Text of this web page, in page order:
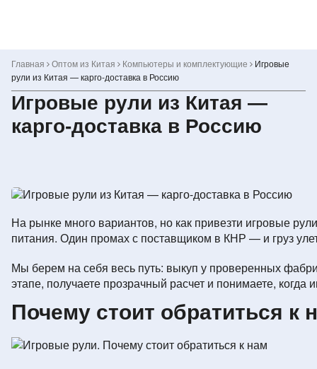
Главная Оптом из Китая Компьютеры и комплектующие
Игровые
рули из Китая — карго-доставка в Россию
Игровые рули из Китая —
карго-доставка в Россию
На рынке много вариантов, но как привезти игровые
питания. Один промах с поставщиком в КНР — и груз
Мы берем на себя весь путь: выкуп у проверенных
этапе, получаете прозрачный расчет и понимаете, когда
Почему стоит обратиться к